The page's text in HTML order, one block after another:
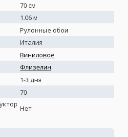
70 см
1.06 м
Рулонные обои
Италия
Виниловое
Флизелин
1-3 дня
70
Нет